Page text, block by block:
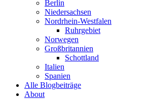
Berlin
Niedersachsen
Nordrhein-Westfalen
Ruhrgebiet
Norwegen
Großbritannien
Schottland
Italien
Spanien
Alle Blogbeiträge
About